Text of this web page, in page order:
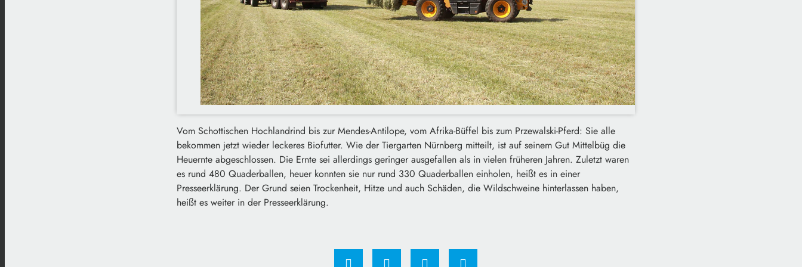
Vom Schottischen Hochlandrind bis zur Mendes-Antilope, vom Afrika-Büffel bis zum Przewalski-Pferd: Sie alle
bekommen jetzt wieder leckeres Biofutter. Wie der Tiergarten Nürnberg mitteilt, ist auf seinem Gut Mittelbüg die
Heuernte abgeschlossen. Die Ernte sei allerdings geringer ausgefallen als in vielen früheren Jahren. Zuletzt waren
es rund 480 Quaderballen, heuer konnten sie nur rund 330 Quaderballen einholen, heißt es in einer
Presseerklärung. Der Grund seien Trockenheit, Hitze und auch Schäden, die Wildschweine hinterlassen haben,
heißt es weiter in der Presseerklärung.